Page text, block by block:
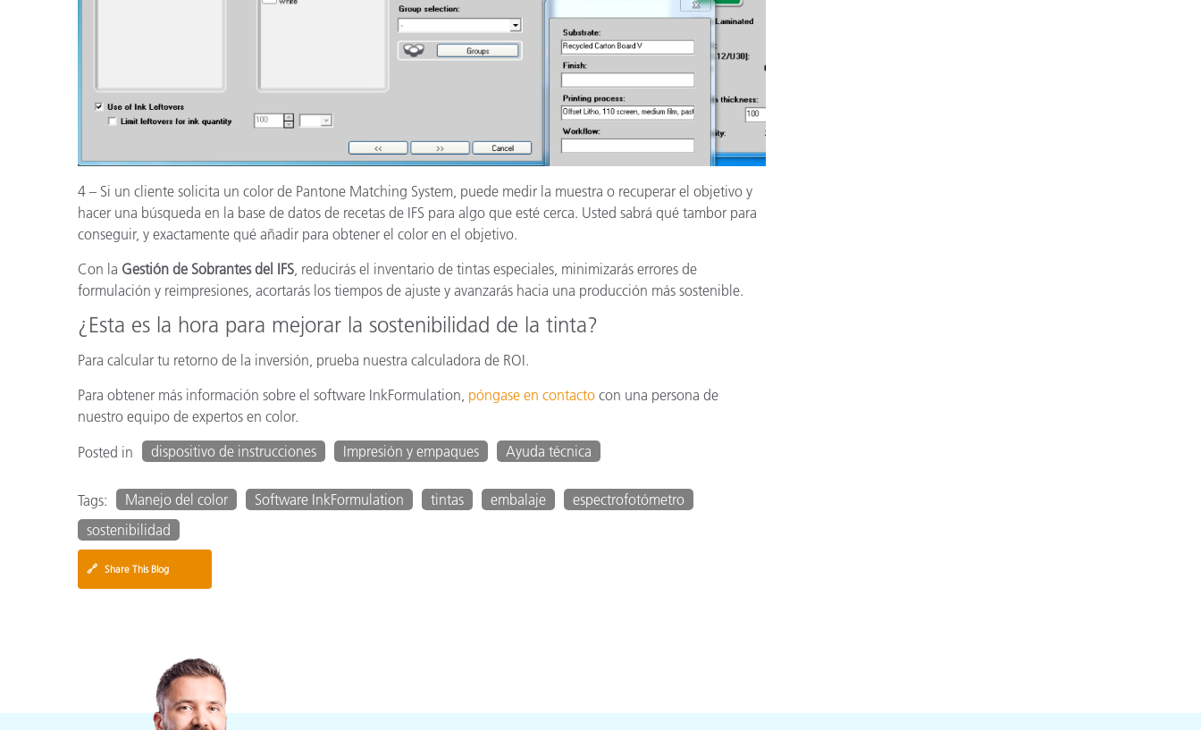
4 – Si un cliente solicita un color de Pantone Matching System, puede medir la muestra o recuperar el objetivo y
hacer una búsqueda en la base de datos de recetas de IFS para algo que esté cerca. Usted sabrá qué tambor para
conseguir, y exactamente qué añadir para obtener el color en el objetivo.
Con la Gestión de Sobrantes del IFS, reducirás el inventario de tintas especiales, minimizarás errores de
formulación y reimpresiones, acortarás los tiempos de ajuste y avanzarás hacia una producción más sostenible.
¿Esta es la hora para mejorar la sostenibilidad de la tinta?
Para calcular tu retorno de la inversión, prueba nuestra calculadora de ROI.
Para obtener más información sobre el software InkFormulation, póngase en contacto con una persona de
nuestro equipo de expertos en color.
Posted in
dispositivo de instrucciones Impresión y empaques Ayuda técnica
Tags: Manejo del color Software InkFormulation tintas embalaje
espectrofotómetro
sostenibilidad
🔗 Share This Blog